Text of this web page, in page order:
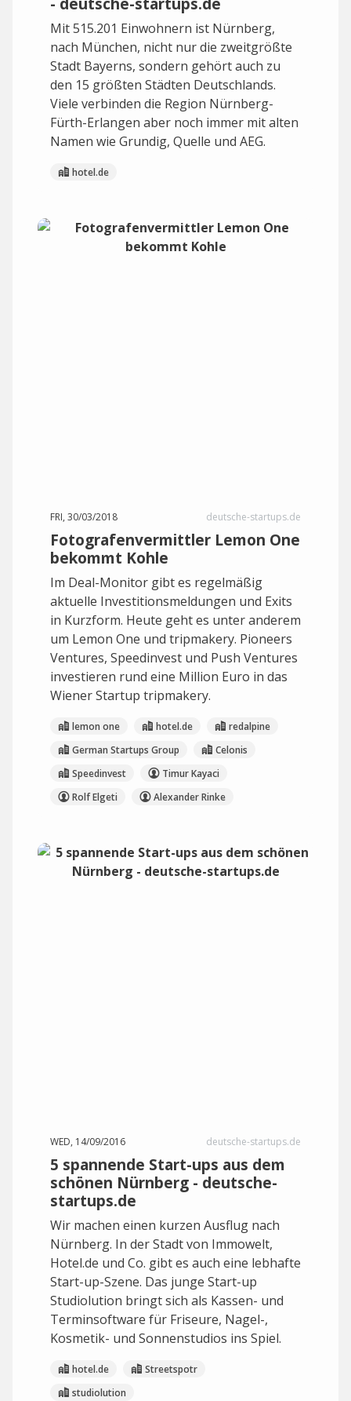
Mit 515.201 Einwohnern ist Nürnberg,
nach München, nicht nur die zweitgrößte
Stadt Bayerns, sondern gehört auch zu
den 15 größten Städten Deutschlands.
Viele verbinden die Region Nürnberg-
Fürth-Erlangen aber noch immer mit alten
Namen wie Grundig, Quelle und AEG.
hotel.de
FRI, 30/03/2018 deutsche-startups.de
Fotografenvermittler Lemon One
bekommt Kohle
Im Deal-Monitor gibt es regelmäßig
aktuelle Investitionsmeldungen und Exits
in Kurzform. Heute geht es unter anderem
um Lemon One und tripmakery. Pioneers
Ventures, Speedinvest und Push Ventures
investieren rund eine Million Euro in das
Wiener Startup tripmakery.
lemon one hotel.de
redalpine
German Startups Group
Celonis
Speedinvest
Timur Kayaci
Rolf Elgeti
Alexander Rinke
WED, 14/09/2016 deutsche-startups.de
5 spannende Start-ups aus dem
schönen Nürnberg - deutsche-
startups.de
Wir machen einen kurzen Ausflug nach
Nürnberg. In der Stadt von Immowelt,
Hotel.de und Co. gibt es auch eine lebhafte
Start-up-Szene. Das junge Start-up
Studiolution bringt sich als Kassen- und
Terminsoftware für Friseure, Nagel-,
Kosmetik- und Sonnenstudios ins Spiel.
hotel.de
Streetspotr
studiolution